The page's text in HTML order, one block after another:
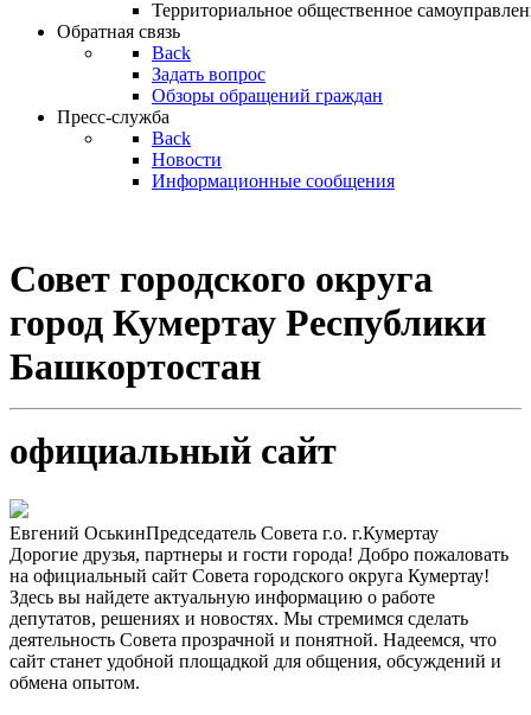
Территориальное общественное
Обратная связь
Back
Задать вопрос
Обзоры обращений граждан
Пресс-служба
Back
Новости
Информационные сообщения
Совет городского округа
город Кумертау Республики
Башкортостан
официальный сайт
Евгений ОськинПредседатель Совета г.о. г.Кумертау
Дорогие друзья, партнеры и гости города! Добро пожаловать
на официальный сайт Совета городского округа Кумертау!
Здесь вы найдете актуальную информацию о работе
депутатов, решениях и новостях. Мы стремимся сделать
деятельность Совета прозрачной и понятной. Надеемся, что
сайт станет удобной площадкой для общения, обсуждений и
обмена опытом.